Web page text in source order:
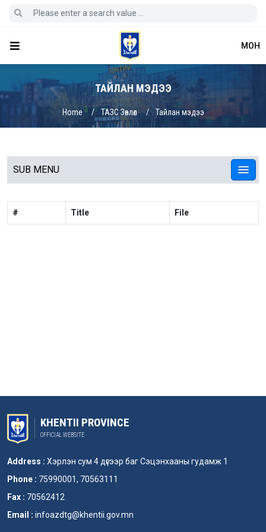
МОН
ТАЙЛАН МЭДЭЭ
Home ТАЗС Зөвлөл Тайлан мэдээ
SUB MENU
# Title File
KHENTII PROVINCE
OFFICIAL WEBSITE
Address : Хэрлэн сум 4 дүгээр баг Сэцэнхааны гудамж 1
Phone : 75990001, 70563111
Fax : 70562412
Email : infoazdtg@khentii.gov.mn